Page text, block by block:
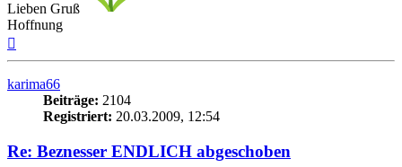
Lieben Gruß
Hoffnung
karima66
Beiträge: 2104
Registriert: 20.03.2009, 12:54
Re: Beznesser ENDLICH abgeschoben